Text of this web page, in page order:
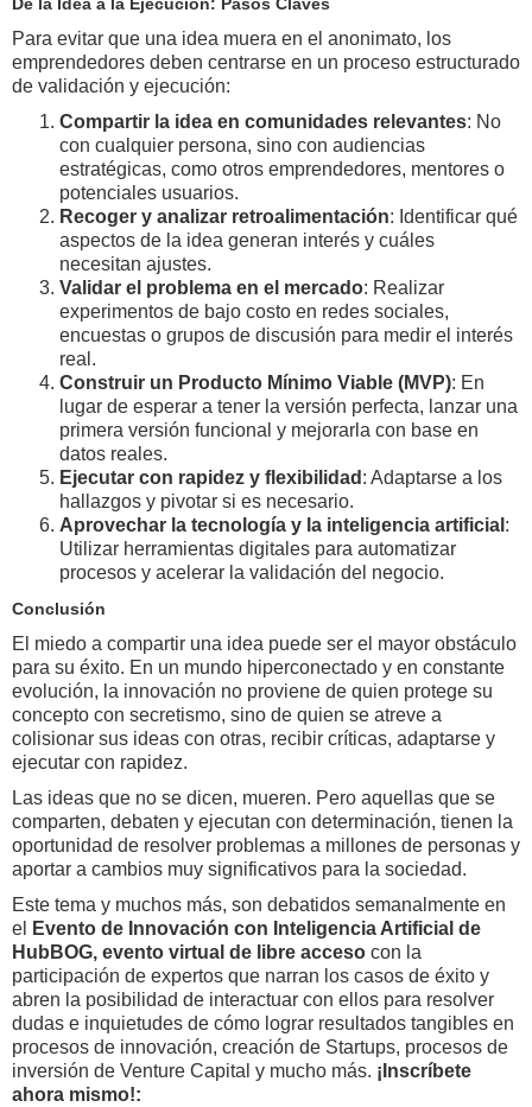
Para evitar que una idea muera en el anonimato, los
emprendedores deben centrarse en un proceso estructurado
de validación y ejecución:
Compartir la idea en comunidades relevantes: No
con cualquier persona, sino con audiencias
estratégicas, como otros emprendedores, mentores o
potenciales usuarios.
Recoger y analizar retroalimentación: Identificar qué
aspectos de la idea generan interés y cuáles
necesitan ajustes.
Validar el problema en el mercado: Realizar
experimentos de bajo costo en redes sociales,
encuestas o grupos de discusión para medir el interés
real.
Construir un Producto Mínimo Viable (MVP): En
lugar de esperar a tener la versión perfecta, lanzar una
primera versión funcional y mejorarla con base en
datos reales.
Ejecutar con rapidez y flexibilidad : Adaptarse a los
hallazgos y pivotar si es necesario.
Aprovechar la tecnología y la inteligencia artificial :
Utilizar herramientas digitales para automatizar
procesos y acelerar la validación del negocio.
Conclusión
El miedo a compartir una idea puede ser el mayor obstáculo
para su éxito. En un mundo hiperconectado y en constante
evolución, la innovación no proviene de quien protege su
concepto con secretismo, sino de quien se atreve a
colisionar sus ideas con otras, recibir críticas, adaptarse y
ejecutar con rapidez.
Las ideas que no se dicen, mueren. Pero aquellas que se
comparten, debaten y ejecutan con determinación, tienen la
oportunidad de resolver problemas a millones de personas y
aportar a cambios muy significativos para la sociedad.
Este tema y muchos más, son debatidos semanalmente en
el
Evento de Innovación con Inteligencia Artificial de
HubBOG, evento virtual de libre acceso con la
participación de expertos que narran los casos de éxito y
abren la posibilidad de interactuar con ellos para resolver
dudas e inquietudes de cómo lograr resultados tangibles en
procesos de innovación, creación de Startups, procesos de
inversión de Venture Capital y mucho más. ¡Inscríbete
ahora mismo!: